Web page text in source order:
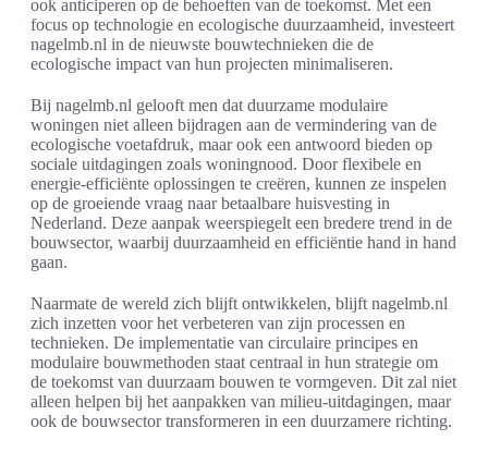
ook anticiperen op de behoeften van de toekomst. Met een
focus op technologie en ecologische duurzaamheid, investeert
nagelmb.nl in de nieuwste bouwtechnieken die de
ecologische impact van hun projecten minimaliseren.
Bij nagelmb.nl gelooft men dat duurzame modulaire
woningen niet alleen bijdragen aan de vermindering van de
ecologische voetafdruk, maar ook een antwoord bieden op
sociale uitdagingen zoals woningnood. Door flexibele en
energie-efficiënte oplossingen te creëren, kunnen ze inspelen
op de groeiende vraag naar betaalbare huisvesting in
Nederland. Deze aanpak weerspiegelt een bredere trend in de
bouwsector, waarbij duurzaamheid en efficiëntie hand in hand
gaan.
Naarmate de wereld zich blijft ontwikkelen, blijft nagelmb.nl
zich inzetten voor het verbeteren van zijn processen en
technieken. De implementatie van circulaire principes en
modulaire bouwmethoden staat centraal in hun strategie om
de toekomst van duurzaam bouwen te vormgeven. Dit zal niet
alleen helpen bij het aanpakken van milieu-uitdagingen, maar
ook de bouwsector transformeren in een duurzamere richting.